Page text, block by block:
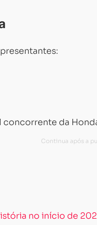
da
no início de